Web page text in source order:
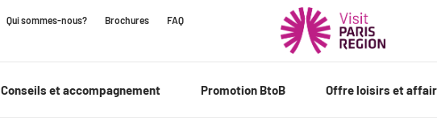
Qui sommes-nous? Brochures FAQ
Conseils et accompagnement Promotion BtoB Offre loisirs et